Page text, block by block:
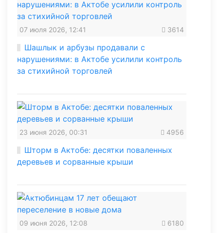
07 июля 2026, 12:41 3614
Шашлык и арбузы продавали с
нарушениями: в Актобе усилили контроль
за стихийной торговлей
23 июня 2026, 00:31 4956
Шторм в Актобе: десятки поваленных
деревьев и сорванные крыши
09 июня 2026, 12:08 6180